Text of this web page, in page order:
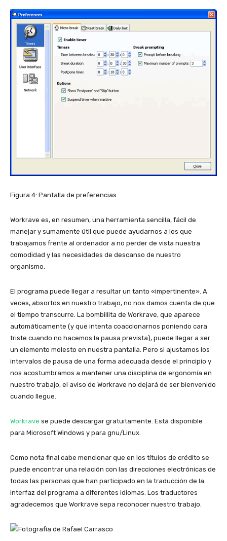
Figura 4: Pantalla de preferencias
Workrave es, en resumen, una herramienta sencilla, fácil de
manejar y sumamente útil que puede ayudarnos a los que
trabajamos frente al ordenador a no perder de vista nuestra
comodidad y las necesidades de descanso de nuestro
organismo.
El programa puede llegar a resultar un tanto «impertinente». A
veces, absortos en nuestro trabajo, no nos damos cuenta de que
el tiempo transcurre. La bombillita de Workrave, que aparece
automáticamente (y que intenta coaccionarnos poniendo cara
triste cuando no hacemos la pausa prevista), puede llegar a ser
un elemento molesto en nuestra pantalla. Pero si ajustamos los
intervalos de pausa de una forma adecuada desde el principio y
nos acostumbramos a mantener una disciplina de ergonomía en
nuestro trabajo, el aviso de Workrave no dejará de ser bienvenido
cuando llegue.
Workrave se puede descargar gratuitamente. Está disponible
para Microsoft Windows y para gnu/Linux.
Como nota final cabe mencionar que en los títulos de crédito se
puede encontrar una relación con las direcciones electrónicas de
todas las personas que han participado en la traducción de la
interfaz del programa a diferentes idiomas. Los traductores
agradecemos que Workrave sepa reconocer nuestro trabajo.